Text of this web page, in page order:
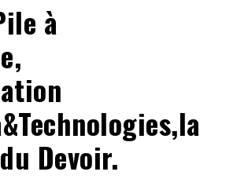
à
Devoir.